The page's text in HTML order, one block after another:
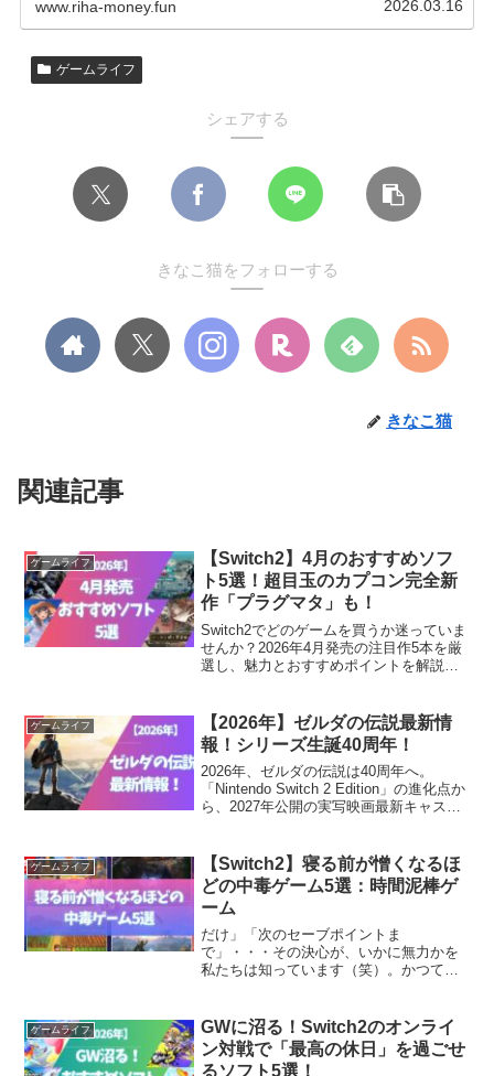
www.riha-money.fun 2026.03.16
ゲームライフ
シェアする
きなこ猫をフォローする
きなこ猫
関連記事
ゲームライフ
【Switch2】4月のおすすめソフ
ト5選！超目玉のカプコン完全新
作「プラグマタ」も！
Switch2でどのゲームを買うか迷っていま
せんか？2026年4月発売の注目作5本を厳
選し、魅力とおすすめポイントを解説。
ゲームライフ
【2026年】ゼルダの伝説最新情
報！シリーズ生誕40周年！
2026年、ゼルダの伝説は40周年へ。
「Nintendo Switch 2 Edition」の進化点か
ら、2027年公開の実写映画最新キャスト
プロジェクトを総まとめ！
ゲームライフ
【Switch2】寝る前が憎くなるほ
どの中毒ゲーム5選：時間泥棒ゲ
ーム
だけ」「次のセーブポイントま
で」・・・その決心が、いかに無力かを
私たちは知っています（笑）。かつて
ハードがSwitch2へと進化した今、その利
便性はもはや「睡眠泥...
ゲームライフ
GWに沼る！Switch2のオンライ
ン対戦で「最高の休日」を過ごせ
るソフト5選！